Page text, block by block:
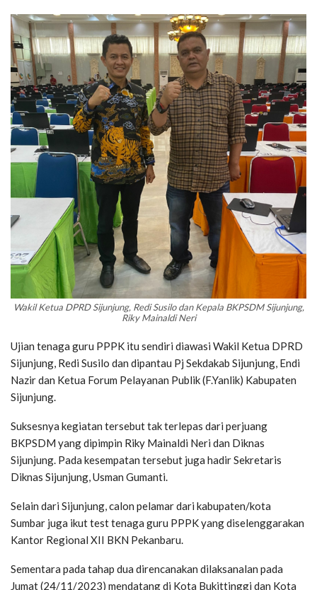
Wakil Ketua DPRD Sijunjung, Redi Susilo dan Kepala BKPSDM Sijunjung,
Riky Mainaldi Neri
Ujian tenaga guru PPPK itu sendiri diawasi Wakil Ketua DPRD
Sijunjung, Redi Susilo dan dipantau Pj Sekdakab Sijunjung, Endi
Nazir dan Ketua Forum Pelayanan Publik (F.Yanlik) Kabupaten
Sijunjung.
Suksesnya kegiatan tersebut tak terlepas dari perjuang
BKPSDM yang dipimpin Riky Mainaldi Neri dan Diknas
Sijunjung. Pada kesempatan tersebut juga hadir Sekretaris
Diknas Sijunjung, Usman Gumanti.
Selain dari Sijunjung, calon pelamar dari kabupaten/kota
Sumbar juga ikut test tenaga guru PPPK yang diselenggarakan
Kantor Regional XII BKN Pekanbaru.
Sementara pada tahap dua direncanakan dilaksanalan pada
Jumat (24/11/2023) mendatang di Kota Bukittinggi dan Kota